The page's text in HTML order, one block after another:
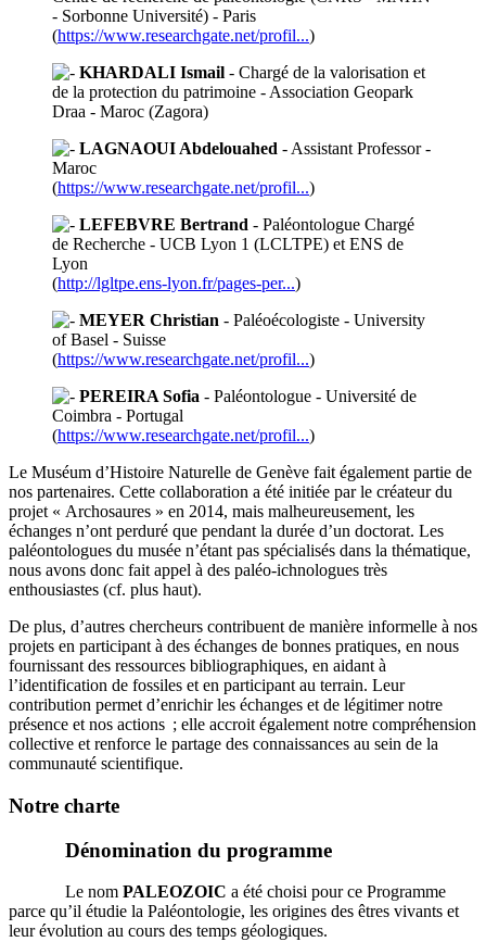
- Sorbonne Université) - Paris
(https://www.researchgate.net/profil...)
KHARDALI Ismail - Chargé de la valorisation et
de la protection du patrimoine - Association Geopark
Draa - Maroc (Zagora)
LAGNAOUI Abdelouahed - Assistant Professor -
Maroc
(https://www.researchgate.net/profil...)
LEFEBVRE Bertrand - Paléontologue Chargé
de Recherche - UCB Lyon 1 (LCLTPE) et ENS de
Lyon
(http://lgltpe.ens-lyon.fr/pages-per...)
MEYER Christian - Paléoécologiste - University
of Basel - Suisse
(https://www.researchgate.net/profil...)
PEREIRA Sofia - Paléontologue - Université de
Coimbra - Portugal
(https://www.researchgate.net/profil...)
Le Muséum d’Histoire Naturelle de Genève fait également partie de
nos partenaires. Cette collaboration a été initiée par le créateur du
projet « Archosaures » en 2014, mais malheureusement, les
échanges n’ont perduré que pendant la durée d’un doctorat. Les
paléontologues du musée n’étant pas spécialisés dans la thématique,
nous avons donc fait appel à des paléo-ichnologues très
enthousiastes (cf. plus haut).
De plus, d’autres chercheurs contribuent de manière informelle à nos
projets en participant à des échanges de bonnes pratiques, en nous
fournissant des ressources bibliographiques, en aidant à
l’identification de fossiles et en participant au terrain. Leur
contribution permet d’enrichir les échanges et de légitimer notre
présence et nos actions ; elle accroit également notre compréhension
collective et renforce le partage des connaissances au sein de la
communauté scientifique.
Notre charte
Dénomination du programme
Le nom PALEOZOIC a été choisi pour ce Programme
parce qu’il étudie la Paléontologie, les origines des êtres vivants et
leur évolution au cours des temps géologiques.